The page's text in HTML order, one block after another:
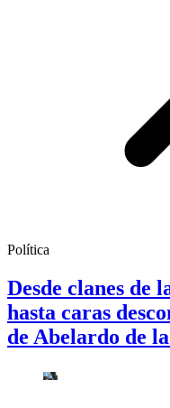
Política
Desde clanes de
hasta caras
de Abelardo de